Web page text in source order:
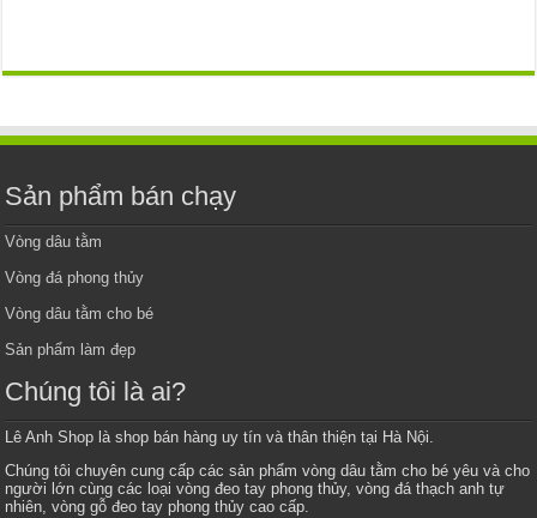
Sản phẩm bán chạy
Vòng dâu tằm
Vòng đá phong thủy
Vòng dâu tằm cho bé
Sản phẩm làm đẹp
Chúng tôi là ai?
Lê Anh Shop là shop bán hàng uy tín và thân thiện tại Hà Nội.
Chúng tôi chuyên cung cấp các sản phẩm vòng dâu tằm cho bé yêu và cho
người lớn cùng các loại vòng đeo tay phong thủy, vòng đá thạch anh tự
nhiên, vòng gỗ đeo tay phong thủy cao cấp.